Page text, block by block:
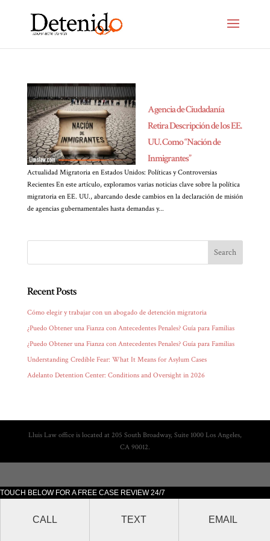
TOUCH BELOW FOR A FREE CASE REVIEW 24/7
CALL TEXT EMAIL
Agencia de Ciudadanía
Retira Descripción de los EE.
UU. Como “Nación de
Inmigrantes”
Actualidad Migratoria en Estados Unidos: Políticas y Controversias
Recientes En este artículo, exploramos varias noticias clave sobre la política
migratoria en EE. UU., abarcando desde cambios en la declaración de misión
de agencias gubernamentales hasta demandas y...
Recent Posts
Cómo elegir y trabajar con un abogado de detención migratoria
¿Puedo Obtener una Fianza con Antecedentes Penales? Guía para Familias
¿Puedo Obtener una Fianza con Antecedentes Penales? Guía para Familias
Understanding Credible Fear: What It Means for Asylum Cases
Adelanto Detention Center: Conditions and Oversight in 2026
Lluis Law office is located at 205 South Broadway, Suite 1000 Los Angeles,
CA 90012.